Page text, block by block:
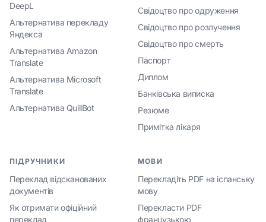
DeepL
Альтернатива перекладу
Яндекса
Альтернатива Amazon
Translate
Альтернатива Microsoft
Translate
Альтернатива QuillBot
Свідоцтво про одруження
Свідоцтво про розлучення
Свідоцтво про смерть
Паспорт
Диплом
Банківська виписка
Резюме
Примітка лікаря
ПІДРУЧНИКИ
Переклад відсканованих
документів
Як отримати офіційний
переклад
МОВИ
Перекладіть PDF на іспанську
мову
Перекласти PDF
французькою